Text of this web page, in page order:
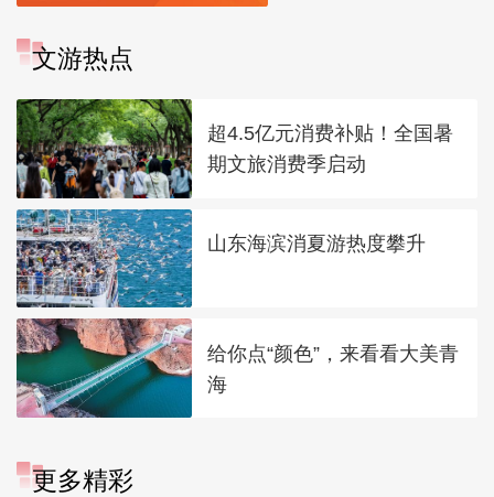
文游热点
超4.5亿元消费补贴！全国暑
期文旅消费季启动
山东海滨消夏游热度攀升
给你点“颜色”，来看看大美青
海
更多精彩